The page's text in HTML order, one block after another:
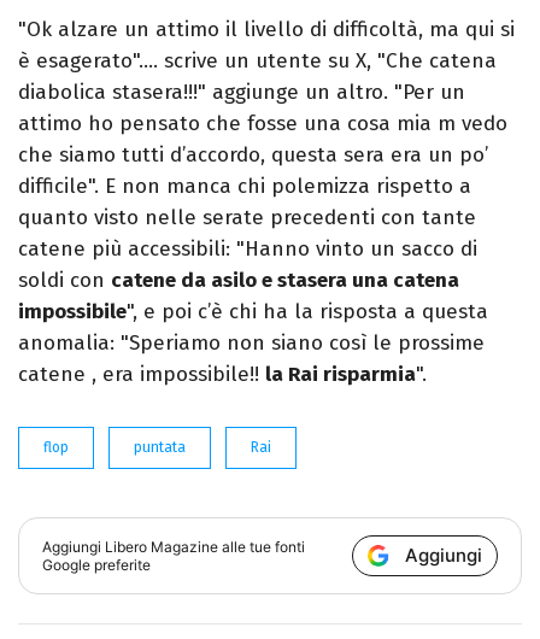
"Ok alzare un attimo il livello di difficoltà, ma qui si
è esagerato"…. scrive un utente su X, "Che catena
diabolica stasera!!!" aggiunge un altro. "Per un
attimo ho pensato che fosse una cosa mia m vedo
che siamo tutti d’accordo, questa sera era un po’
difficile". E non manca chi polemizza rispetto a
quanto visto nelle serate precedenti con tante
catene più accessibili: "Hanno vinto un sacco di
soldi con catene da asilo e stasera una catena
impossibile", e poi c’è chi ha la risposta a questa
anomalia: "Speriamo non siano così le prossime
catene , era impossibile!! la Rai risparmia".
flop puntata Rai
Aggiungi Libero Magazine alle tue fonti
Google preferite
Aggiungi